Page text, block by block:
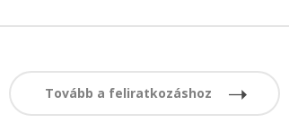
Tovább a feliratkozáshoz